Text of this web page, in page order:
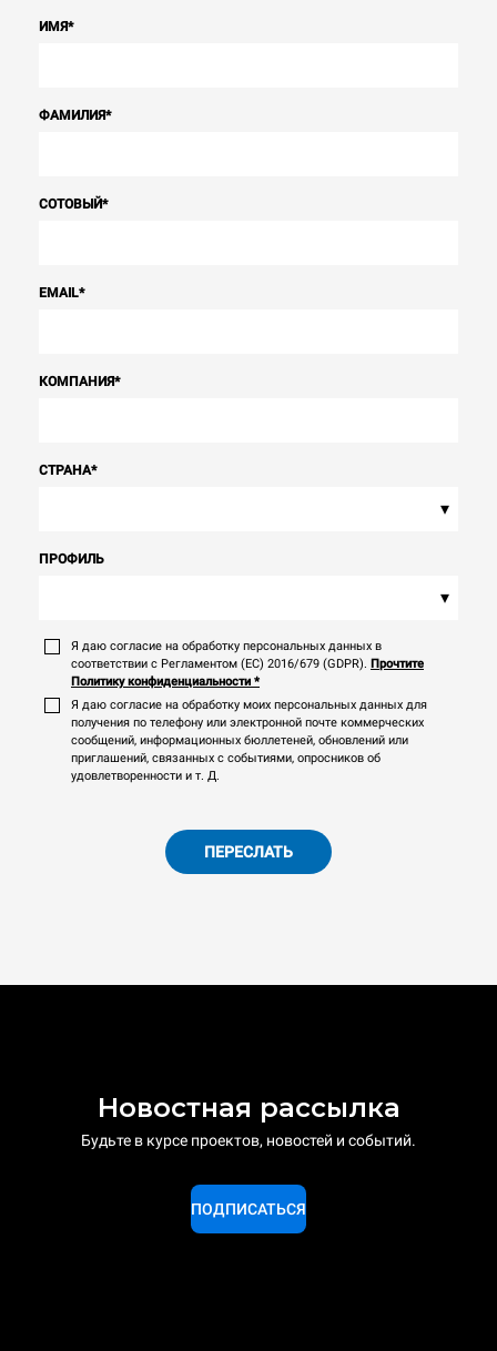
ИМЯ*
ФАМИЛИЯ*
СОТОВЫЙ*
EMAIL*
КОМПАНИЯ*
СТРАНА*
▾
ПРОФИЛЬ
▾
Я даю согласие на обработку персональных данных в
соответствии с Регламентом (ЕС) 2016/679 (GDPR). Прочтите
Политику конфиденциальности *
Я даю согласие на обработку моих персональных данных для
получения по телефону или электронной почте коммерческих
сообщений, информационных бюллетеней, обновлений или
приглашений, связанных с событиями, опросников об
удовлетворенности и т. Д.
ПЕРЕСЛАТЬ
Новостная рассылка
Будьте в курсе проектов, новостей и событий.
ПОДПИСАТЬСЯ